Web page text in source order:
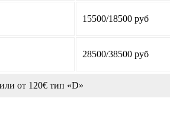
15500/18500 руб
28500/38500 руб
от 120€ тип «D»